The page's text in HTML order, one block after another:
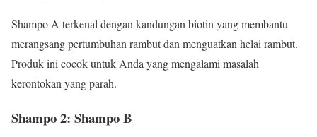
Shampo A terkenal dengan kandungan biotin yang membantu
merangsang pertumbuhan rambut dan menguatkan helai rambut.
Produk ini cocok untuk Anda yang mengalami masalah
kerontokan yang parah.
Shampo 2: Shampo B